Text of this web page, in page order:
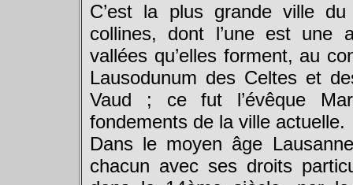
C’est la plus grande ville
collines, dont l’une est une
vallées qu’elles forment, au
Lausodunum des Celtes et
Vaud ; ce fut l’évêque
fondements de la ville actuelle.
Dans le moyen âge
chacun avec ses droits